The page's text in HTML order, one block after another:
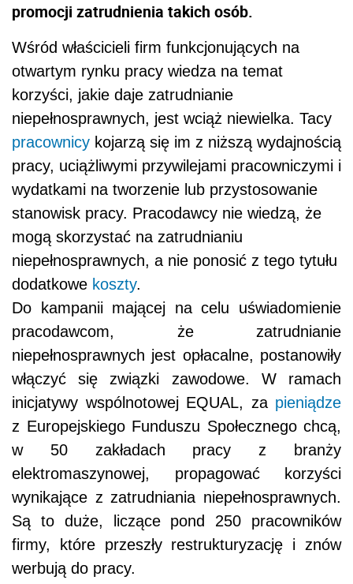
promocji zatrudnienia takich osób.
Wśród właścicieli firm funkcjonujących na
otwartym rynku pracy wiedza na temat
korzyści, jakie daje zatrudnianie
niepełnosprawnych, jest wciąż niewielka. Tacy
pracownicy kojarzą się im z niższą wydajnością
pracy, uciążliwymi przywilejami pracowniczymi i
wydatkami na tworzenie lub przystosowanie
stanowisk pracy. Pracodawcy nie wiedzą, że
mogą skorzystać na zatrudnianiu
niepełnosprawnych, a nie ponosić z tego tytułu
dodatkowe koszty.
Do kampanii mającej na celu uświadomienie
pracodawcom, że zatrudnianie
niepełnosprawnych jest opłacalne, postanowiły
włączyć się związki zawodowe. W ramach
inicjatywy wspólnotowej EQUAL, za pieniądze
z Europejskiego Funduszu Społecznego chcą,
w 50 zakładach pracy z branży
elektromaszynowej, propagować korzyści
wynikające z zatrudniania niepełnosprawnych.
Są to duże, liczące pond 250 pracowników
firmy, które przeszły restrukturyzację i znów
werbują do pracy.